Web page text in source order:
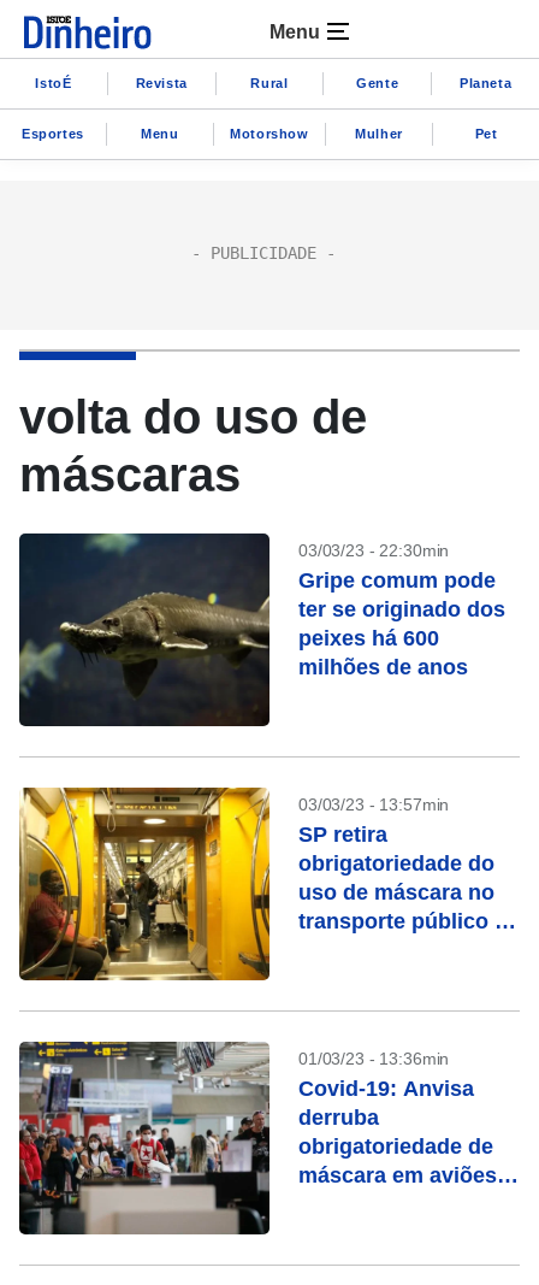
Menu
IstoÉ Revista Rural Gente Planeta
Esportes Menu Motorshow Mulher Pet
volta do uso de
máscaras
03/03/23 - 22:30min
Gripe comum pode
ter se originado dos
peixes há 600
milhões de anos
03/03/23 - 13:57min
SP retira
obrigatoriedade do
uso de máscara no
transporte público a
01/03/23 - 13:36min
Covid-19: Anvisa
derruba
obrigatoriedade de
máscara em aviões e